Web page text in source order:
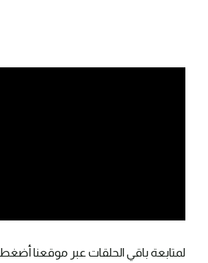
لمتابعة باقي الحلقات عبر موقعنا أضغط